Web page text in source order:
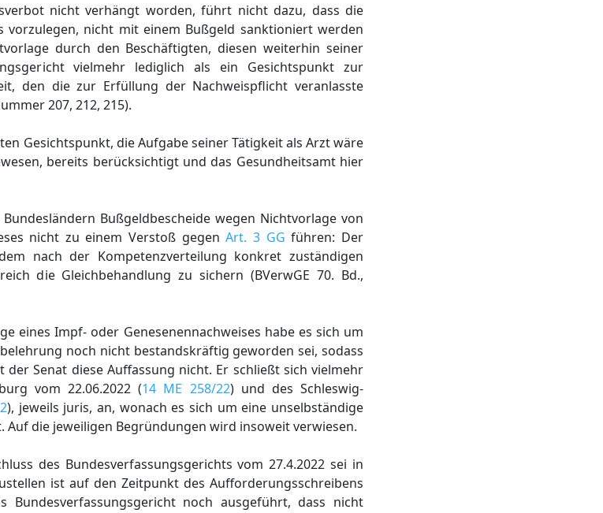
nicht verhängt worden, führt nicht dazu, dass die
vorzulegen, nicht mit einem Bußgeld sanktioniert werden
durch den Beschäftigten, diesen weiterhin seiner
vielmehr lediglich als ein Gesichtspunkt zur
den die zur Erfüllung der Nachweispflicht veranlasste
207, 212, 215).
Gesichtspunkt, die Aufgabe seiner Tätigkeit als Arzt wäre
bereits berücksichtigt und das Gesundheitsamt hier
Bußgeldbescheide wegen Nichtvorlage von
nicht zu einem Verstoß gegenArt. 3 GG führen: Der
nach der Kompetenzverteilung konkret zuständigen
die Gleichbehandlung zu sichern (BVerwGE 70. Bd.,
eines Impf- oder Genesenennachweises habe es sich um
noch nicht bestandskräftig geworden sei, sodass
Senat diese Auffassung nicht. Er schließt sich vielmehr
vom 22.06.2022 (14 ME 258/22) und des Schleswig-
), jeweils juris, an, wonach es sich um eine unselbständige
Auf die jeweiligen Begründungen wird insoweit verwiesen.
des Bundesverfassungsgerichts vom 27.4.2022 sei in
ist auf den Zeitpunkt des Aufforderungsschreibens
Bundesverfassungsgericht noch ausgeführt, dass nicht